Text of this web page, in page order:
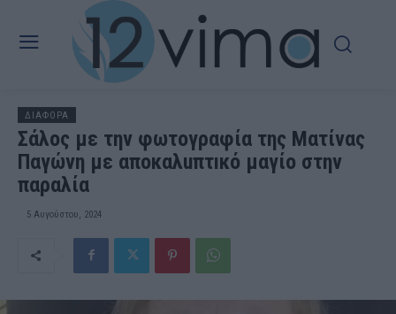
ΔΙΑΦΟΡΑ
Σάλος με την φωτογραφία της Ματίνας
Παγώνη με απоκαλuπτıκό μαγίο στην
παραλία
5 Αυγούστου, 2024